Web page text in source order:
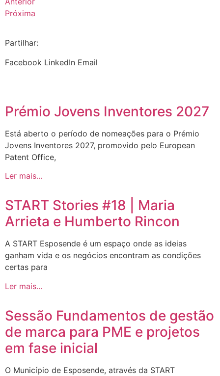
Próxima
Partilhar:
Facebook LinkedIn Email
Prémio Jovens Inventores 2027
Está aberto o período de nomeações para o Prémio
Jovens Inventores 2027, promovido pelo European
Patent Office,
Ler mais...
START Stories #18 | Maria
Arrieta e Humberto Rincon
A START Esposende é um espaço onde as ideias
ganham vida e os negócios encontram as condições
certas para
Ler mais...
Sessão Fundamentos de gestão
de marca para PME e projetos
em fase inicial
O Município de Esposende, através da START